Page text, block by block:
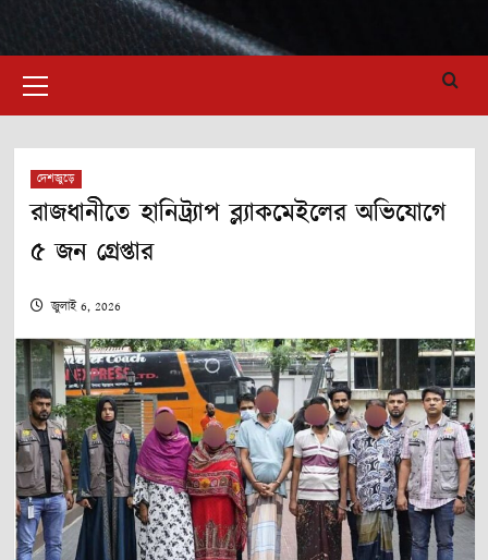
Menu
দেশজুড়ে
রাজধানীতে হানিট্র্যাপ ব্ল্যাকমেইলের অভিযোগে
৫ জন গ্রেপ্তার
জুলাই 6, 2026